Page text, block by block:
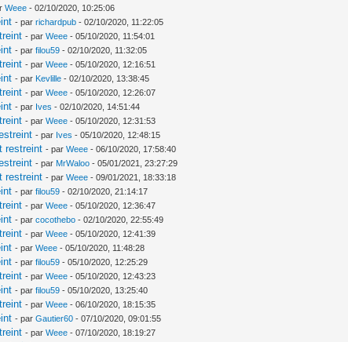
Weee - 02/10/2020, 10:25:06
- parrichardpub - 02/10/2020, 11:22:05
- parWeee - 05/10/2020, 11:54:01
- parfilou59 - 02/10/2020, 11:32:05
- parWeee - 05/10/2020, 12:16:51
- par Kevlille - 02/10/2020, 13:38:45
- parWeee - 05/10/2020, 12:26:07
- par Ives - 02/10/2020, 14:51:44
- parWeee - 05/10/2020, 12:31:53
- par Ives - 05/10/2020, 12:48:15
restreint - parWeee - 06/10/2020, 17:58:40
- par MrWaloo - 05/01/2021, 23:27:29
restreint - parWeee - 09/01/2021, 18:33:18
- parfilou59 - 02/10/2020, 21:14:17
- parWeee - 05/10/2020, 12:36:47
- parcocothebo - 02/10/2020, 22:55:49
- parWeee - 05/10/2020, 12:41:39
- parWeee - 05/10/2020, 11:48:28
- parfilou59 - 05/10/2020, 12:25:29
- parWeee - 05/10/2020, 12:43:23
- parfilou59 - 05/10/2020, 13:25:40
- parWeee - 06/10/2020, 18:15:35
- parGautier60 - 07/10/2020, 09:01:55
- parWeee - 07/10/2020, 18:19:27